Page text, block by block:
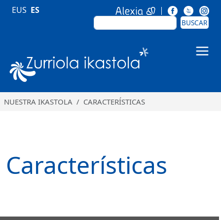
Pasar al contenido principal
BUSCAR
BUSCAR
EUS ES
NUESTRA IKASTOLA CARACTERÍSTICAS
Características